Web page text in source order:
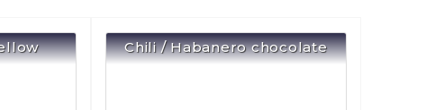
Chili / Habanero chocolate